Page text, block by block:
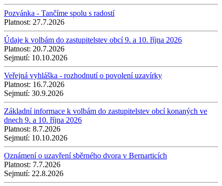
Pozvánka - Tančíme spolu s radostí
Platnost: 27.7.2026
Údaje k volbám do zastupitelstev obcí 9. a 10. října 2026
Platnost: 20.7.2026
Sejmutí: 10.10.2026
Veřejná vyhláška - rozhodnutí o povolení uzavírky
Platnost: 16.7.2026
Sejmutí: 30.9.2026
Základní informace k volbám do zastupitelstev obcí konaných ve
dnech 9. a 10. října 2026
Platnost: 8.7.2026
Sejmutí: 10.10.2026
Oznámení o uzavření sběrného dvora v Bernarticích
Platnost: 7.7.2026
Sejmutí: 22.8.2026